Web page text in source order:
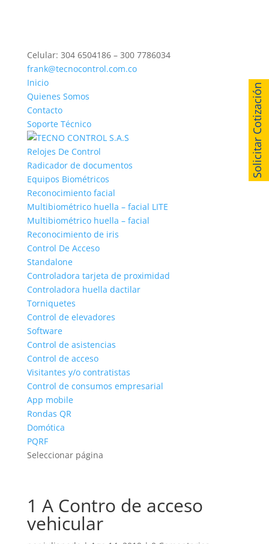
Celular: 304 6504186 – 300 7786034
frank@tecnocontrol.com.co
Inicio
Quienes Somos
Contacto
Soporte Técnico
Relojes De Control
Radicador de documentos
Equipos Biométricos
Reconocimiento facial
Multibiométrico huella – facial LITE
Multibiométrico huella – facial
Reconocimiento de iris
Control De Acceso
Standalone
Controladora tarjeta de proximidad
Controladora huella dactilar
Torniquetes
Control de elevadores
Software
Control de asistencias
Control de acceso
Visitantes y/o contratistas
Control de consumos empresarial
App mobile
Rondas QR
Domótica
PQRF
Seleccionar página
1 A Contro de acceso
vehicular
Solicitar Cotización